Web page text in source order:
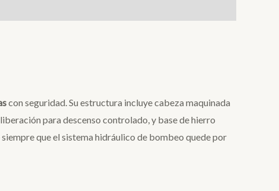
con seguridad. Su estructura incluye cabeza maquinada
para descenso controlado, y base de hierro
que el sistema hidráulico de bombeo quede por